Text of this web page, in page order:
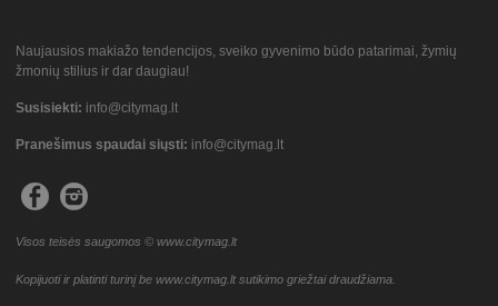
Naujausios makiažo tendencijos, sveiko gyvenimo būdo patarimai, žymių
žmonių stilius ir dar daugiau!
Susisiekti: info@citymag.lt
Pranešimus spaudai siųsti: info@citymag.lt
Visos teisės saugomos © www.citymag.lt
Kopijuoti ir platinti turinį be www.citymag.lt sutikimo griežtai draudžiama.